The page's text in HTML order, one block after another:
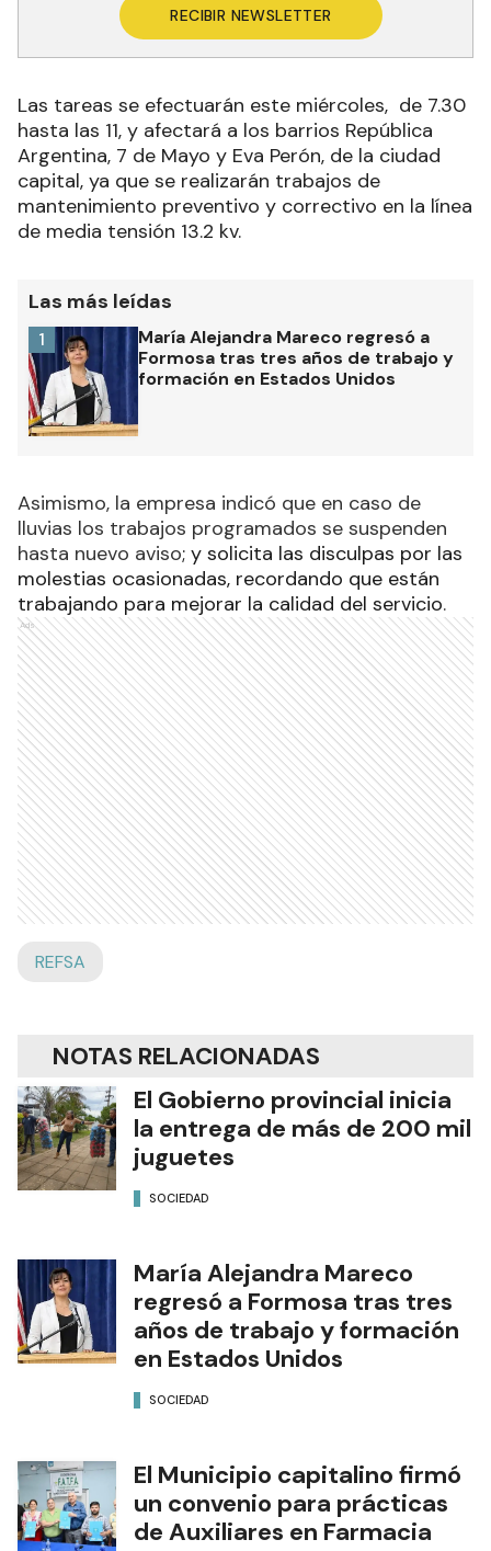
RECIBIR NEWSLETTER
Las tareas se efectuarán este miércoles, de 7.30
hasta las 11, y afectará a los barrios República
Argentina, 7 de Mayo y Eva Perón, de la ciudad
capital, ya que se realizarán trabajos de
mantenimiento preventivo y correctivo en la línea
de media tensión 13.2 kv.
Las más leídas
María Alejandra Mareco regresó a
Formosa tras tres años de trabajo y
formación en Estados Unidos
1
Asimismo, la empresa indicó que en caso de
lluvias los trabajos programados se suspenden
hasta nuevo aviso; y solicita las disculpas por las
molestias ocasionadas, recordando que están
trabajando para mejorar la calidad del servicio.
Ads
REFSA
NOTAS RELACIONADAS
El Gobierno provincial inicia
la entrega de más de 200 mil
juguetes
SOCIEDAD
María Alejandra Mareco
regresó a Formosa tras tres
años de trabajo y formación
en Estados Unidos
SOCIEDAD
El Municipio capitalino firmó
un convenio para prácticas
de Auxiliares en Farmacia